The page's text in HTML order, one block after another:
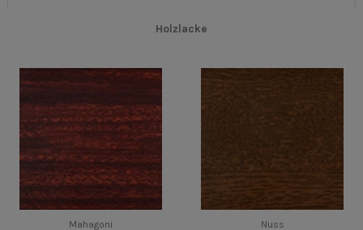
Holzlacke
Mahagoni Nuss